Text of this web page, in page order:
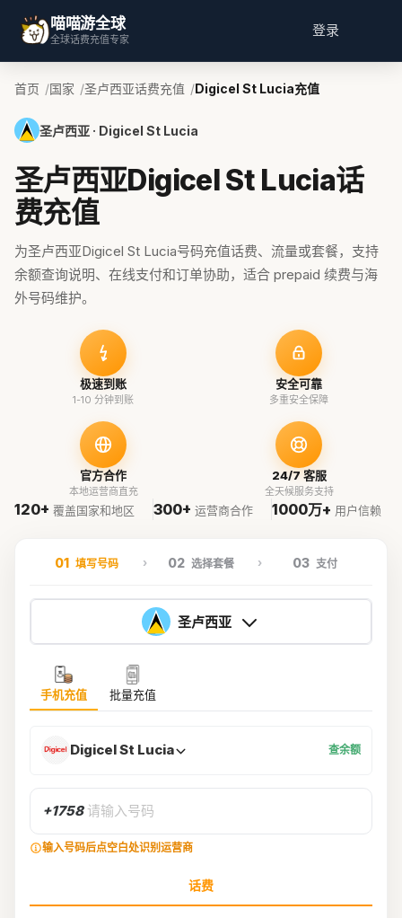
喵喵游全球
全球话费充值专家
登录
首页 国家 圣卢西亚话费充值 Digicel St Lucia充值
圣卢西亚 · Digicel St Lucia
圣卢西亚Digicel St Lucia话
费充值
为圣卢西亚Digicel St Lucia号码充值话费、流量或套餐，支持
余额查询说明、在线支付和订单协助，适合 prepaid 续费与海
外号码维护。
极速到账
1-10 分钟到账
安全可靠
多重安全保障
官方合作
本地运营商直充
24/7 客服
全天候服务支持
120+ 覆盖国家和地区 300+ 运营商合作 1000万+ 用户信赖
01 填写号码 02 选择套餐 03 支付
圣卢西亚
手机充值 批量充值
Digicel St Lucia 查余额
+1758 请输入号码
输入号码后点空白处识别运营商
话费